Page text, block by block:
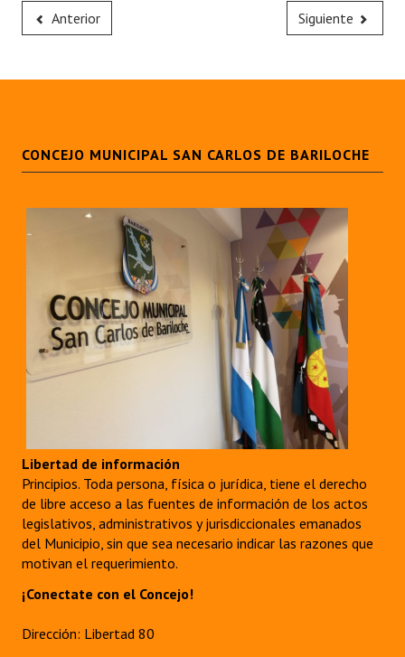
Anterior Siguiente
CONCEJO MUNICIPAL SAN CARLOS DE BARILOCHE
Libertad de información
Principios. Toda persona, física o jurídica, tiene el derecho
de libre acceso a las fuentes de información de los actos
legislativos, administrativos y jurisdiccionales emanados
del Municipio, sin que sea necesario indicar las razones que
motivan el requerimiento.
¡Conectate con el Concejo!
Dirección: Libertad 80